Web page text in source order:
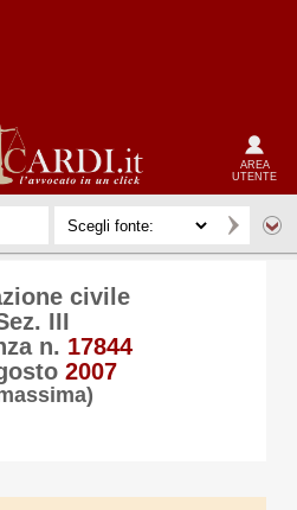
AREA
UTENTE
civile
III
n. 17844
2007